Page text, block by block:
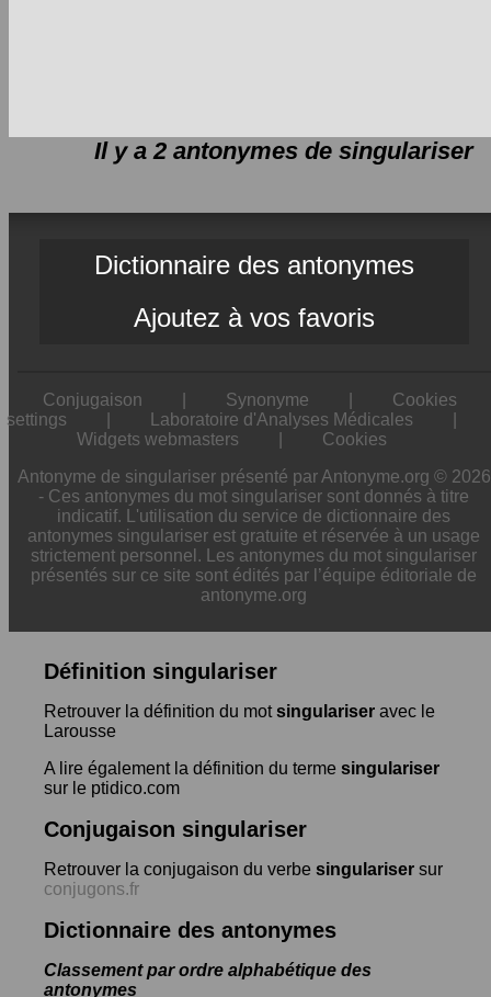
Il y a 2 antonymes de singulariser
Dictionnaire des antonymes
Ajoutez à vos favoris
Conjugaison Synonyme
Cookies
settings
Laboratoire d'Analyses Médicales
Widgets webmasters
Cookies
Antonyme de singulariser présenté par Antonyme.org © 2026
- Ces antonymes du mot singulariser sont donnés à titre
indicatif. L'utilisation du service de dictionnaire des
antonymes singulariser est gratuite et réservée à un usage
strictement personnel. Les antonymes du mot singulariser
présentés sur ce site sont édités par l’équipe éditoriale de
antonyme.org
Définition singulariser
Retrouver la définition du motsingulariser avec le
Larousse
A lire également la définition du terme singulariser
sur le ptidico.com
Conjugaison singulariser
Retrouver la conjugaison du verbe singulariser sur
conjugons.fr
Dictionnaire des antonymes
Classement par ordre alphabétique des
antonymes